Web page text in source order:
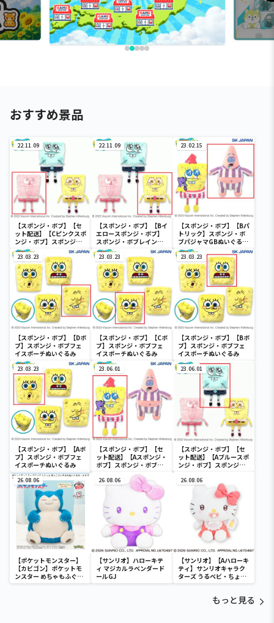
おすすめ景品
22.11.09
【スポンジ・ボブ】【セ
ット配送】【Cピンクスポ
ンジ・ボブ】スポンジ・
ボブレインボーGBぬいぐ
るみ
22.11.09
【スポンジ・ボブ】【Bイ
エロースポンジ・ボブ】
スポンジ・ボブレインボ
ーGBぬいぐるみ
23.02.15
【スポンジ・ボブ】【Bパ
トリック】スポンジ・ボ
ブパジャマGBぬいぐるみ
2
23.03.23
【スポンジ・ボブ】【Dボ
ブ】スポンジ・ボブフェ
イスポーチぬいぐるみ
23.03.23
【スポンジ・ボブ】【Cボ
ブ】スポンジ・ボブフェ
イスポーチぬいぐるみ
23.03.23
【スポンジ・ボブ】【Bボ
ブ】スポンジ・ボブフェ
イスポーチぬいぐるみ
23.03.23
【スポンジ・ボブ】【Aボ
ブ】スポンジ・ボブフェ
イスポーチぬいぐるみ
23.06.01
【スポンジ・ボブ】【セ
ット配送】【Aスポンジ・
ボブ】スポンジ・ボブパ
ジャマGBぬいぐるみ2
23.06.01
【スポンジ・ボブ】【セ
ット配送】【Aブルースポ
ンジ・ボブ】スポンジ・
るみ
26.08.06
【ポケットモンスター】
【カビゴン】ポケットモ
ンスター めちゃもふぐっ
と ほっこりいやされぬい
26.08.06
【サンリオ】ハローキテ
ィ マジカルラベンダード
ールGJ
26.08.06
【サンリオ】【Aハローキ
ティ】サンリオキャラク
ターズ うるベビ・ちょい
デカドール
もっと見る